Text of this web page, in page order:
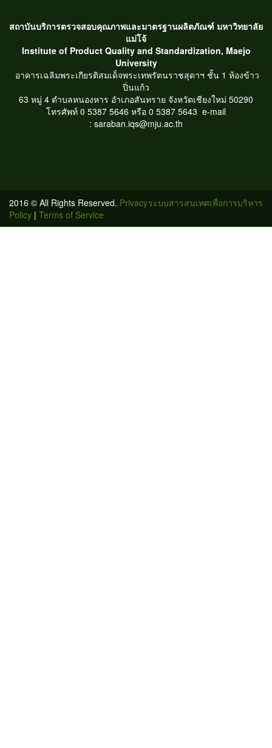
สถาบันบริการตรวจสอบคุณภาพและมาตรฐานผลิตภัณฑ์ มหาวิทยาลัย
แม่โจ้
Institute of Product Quality and Standardization, Maejo
University
อาคารเฉลิมพระเกียรติสมเด็จพระเทพรัตนราชสุดาฯ ชั้น 1 ห้องข้าว
ปิ่นแก้ว
63 หมู่ 4 ตำบลหนองหาร อำเภอสันทราย จังหวัดเชียงใหม่ 50290
โทรศัพท์ 0 5387 5646 หรือ 0 5387 5643 e-mail
: saraban.iqs@mju.ac.th
ระบบสารสนเทศเพื่อการบริหาร
2016 © All Rights Reserved. Privacy
Policy | Terms of Service